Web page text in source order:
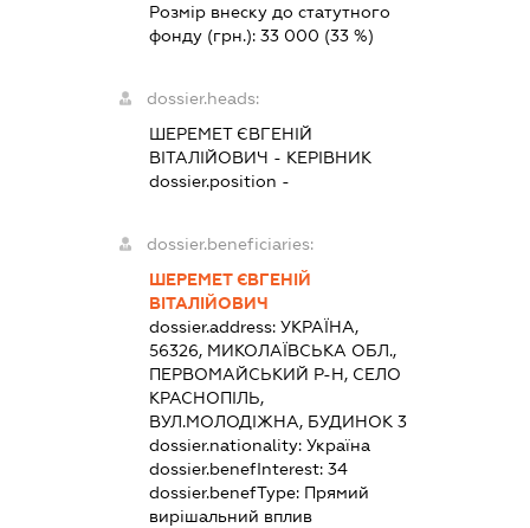
Розмір внеску до статутного
фонду (грн.): 33 000 (33 %)
dossier.heads:
ШЕРЕМЕТ ЄВГЕНІЙ
ВІТАЛІЙОВИЧ - КЕРІВНИК
dossier.position -
dossier.beneficiaries:
ШЕРЕМЕТ ЄВГЕНІЙ
ВІТАЛІЙОВИЧ
dossier.address: УКРАЇНА,
56326, МИКОЛАЇВСЬКА ОБЛ.,
ПЕРВОМАЙСЬКИЙ Р-Н, СЕЛО
КРАСНОПІЛЬ,
ВУЛ.МОЛОДІЖНА, БУДИНОК 3
dossier.nationality: Україна
dossier.benefInterest: 34
dossier.benefType: Прямий
вирішальний вплив